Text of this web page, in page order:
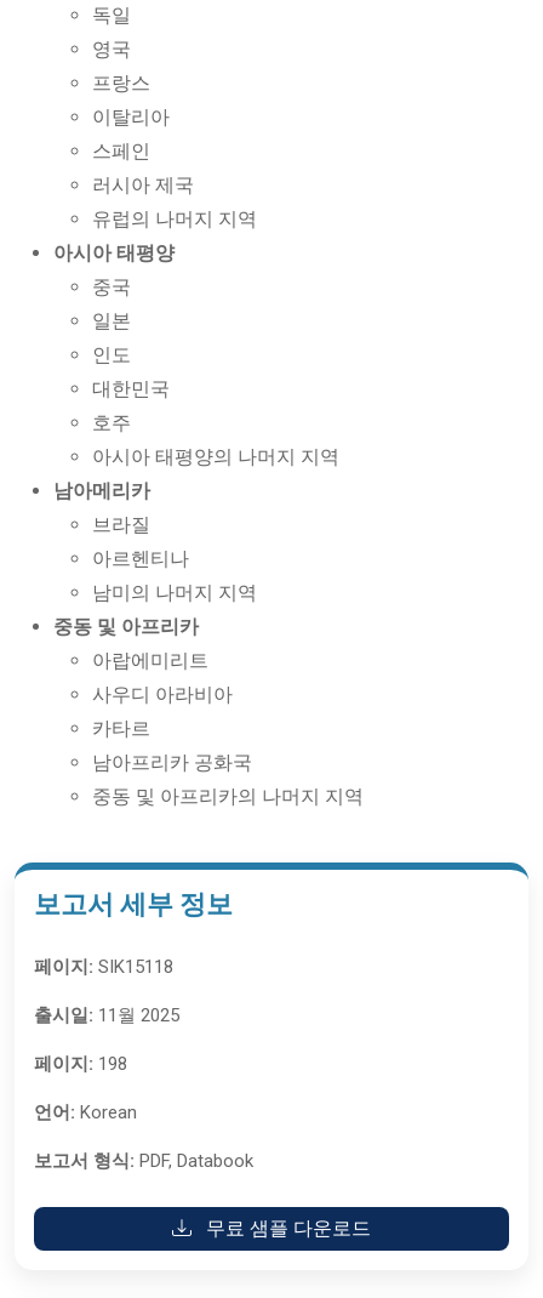
독일
영국
프랑스
이탈리아
스페인
러시아 제국
유럽의 나머지 지역
아시아 태평양
중국
일본
인도
대한민국
호주
아시아 태평양의 나머지 지역
남아메리카
브라질
아르헨티나
남미의 나머지 지역
중동 및 아프리카
아랍에미리트
사우디 아라비아
카타르
남아프리카 공화국
중동 및 아프리카의 나머지 지역
보고서 세부 정보
페이지: SIK15118
출시일: 11월 2025
페이지: 198
언어: Korean
보고서 형식: PDF, Databook
무료 샘플 다운로드